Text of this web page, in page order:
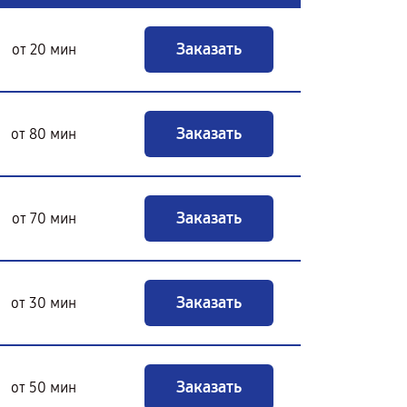
от 20 мин Заказать
от 80 мин Заказать
от 70 мин Заказать
от 30 мин Заказать
от 50 мин Заказать